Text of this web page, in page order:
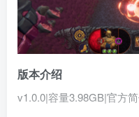
版本介绍
v1.0.0|容量3.98GB|官方